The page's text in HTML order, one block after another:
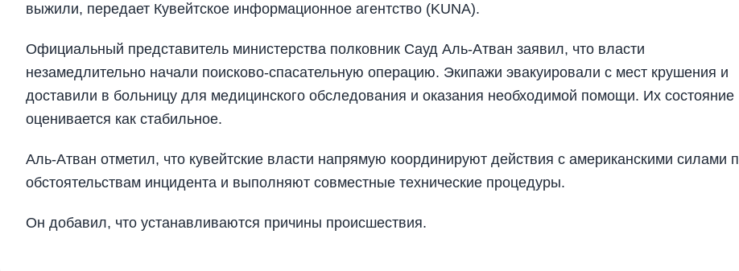
выжили, передает Кувейтское информационное агентство (KUNA).
Официальный представитель министерства полковник Сауд Аль-Атван заявил, что власти
незамедлительно начали поисково-спасательную операцию. Экипажи эвакуировали с мест крушения и
доставили в больницу для медицинского обследования и оказания необходимой помощи. Их состояние
оценивается как стабильное.
Аль-Атван отметил, что кувейтские власти напрямую координируют действия с американскими силами
обстоятельствам инцидента и выполняют совместные технические процедуры.
Он добавил, что устанавливаются причины происшествия.